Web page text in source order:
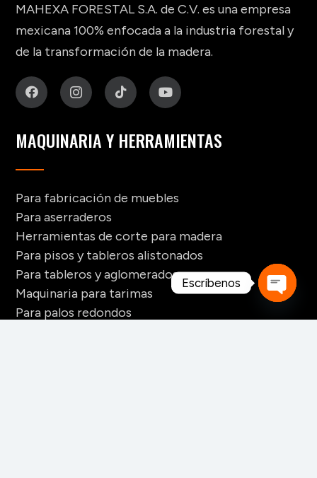
MAHEXA FORESTAL S.A. de C.V. es una empresa
mexicana 100% enfocada a la industria forestal y
de la transformación de la madera.
MAQUINARIA Y HERRAMIENTAS
Para fabricación de muebles
Para aserraderos
Herramientas de corte para madera
Para pisos y tableros alistonados
Para tableros y aglomerados
Maquinaria para tarimas
Para palos redondos
Escríbenos